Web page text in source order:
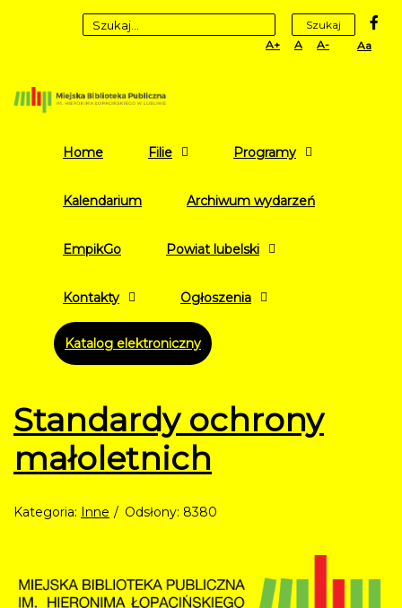
Szukaj
Set
LargerDefault
Set
Smaller
High
Home Filie Programy
Kalendarium Archiwum wydarzeń
EmpikGo Powiat lubelski
Kontakty Ogłoszenia
Katalog elektroniczny
Standardy ochrony
małoletnich
Kategoria: Inne Odsłony: 8380